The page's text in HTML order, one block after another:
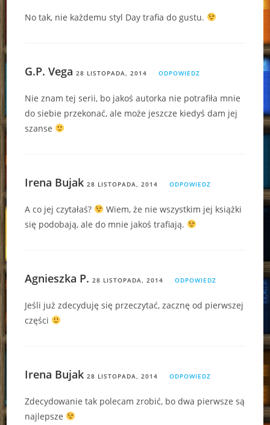
No tak, nie każdemu styl Day trafia do gustu.
G.P. Vega 28 LISTOPADA, 2014 ODPOWIEDZ
Nie znam tej serii, bo jakoś autorka nie potrafiła mnie
do siebie przekonać, ale może jeszcze kiedyś dam jej
szanse
Irena Bujak 28 LISTOPADA, 2014 ODPOWIEDZ
A co jej czytałaś?
Wiem, że nie wszystkim jej książki
się podobają, ale do mnie jakoś trafiają.
Agnieszka P. 28 LISTOPADA, 2014 ODPOWIEDZ
Jeśli już zdecyduję się przeczytać, zacznę od pierwszej
części
Irena Bujak 28 LISTOPADA, 2014 ODPOWIEDZ
Zdecydowanie tak polecam zrobić, bo dwa pierwsze są
najlepsze